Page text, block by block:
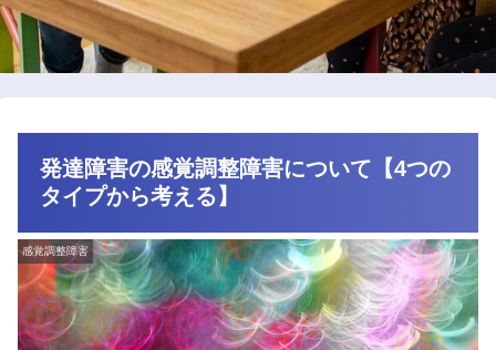
発達障害の感覚調整障害について【4つの
タイプから考える】
感覚調整障害